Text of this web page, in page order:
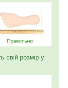
свій розмір у